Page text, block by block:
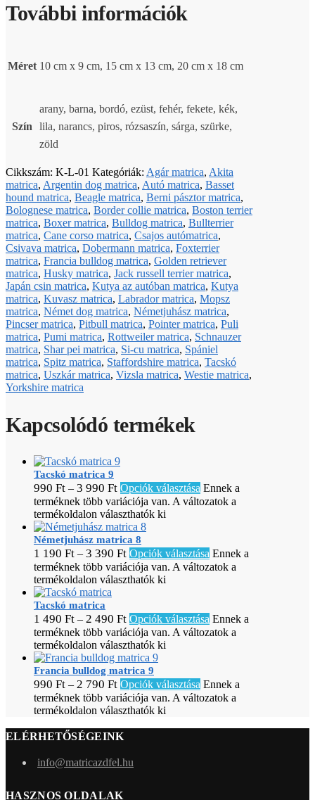
További információk
Méret 10 cm x 9 cm, 15 cm x 13 cm, 20 cm x 18 cm
Szín
arany, barna, bordó, ezüst, fehér, fekete, kék,
lila, narancs, piros, rózsaszín, sárga, szürke,
zöld
Cikkszám: K-L-01 Kategóriák: Agár matrica, Akita
matrica, Argentin dog matrica, Autó matrica, Basset
hound matrica, Beagle matrica, Berni pásztor matrica,
Bolognese matrica, Border collie matrica, Boston terrier
matrica, Boxer matrica, Bulldog matrica, Bullterrier
matrica, Cane corso matrica, Csajos autómatrica,
Csivava matrica, Dobermann matrica, Foxterrier
matrica, Francia bulldog matrica, Golden retriever
matrica, Husky matrica, Jack russell terrier matrica,
Japán csin matrica, Kutya az autóban matrica, Kutya
matrica, Kuvasz matrica, Labrador matrica, Mopsz
matrica, Német dog matrica, Németjuhász matrica,
Pincser matrica, Pitbull matrica, Pointer matrica, Puli
matrica, Pumi matrica, Rottweiler matrica, Schnauzer
matrica, Shar pei matrica, Si-cu matrica, Spániel
matrica, Spitz matrica, Staffordshire matrica, Tacskó
matrica, Uszkár matrica, Vizsla matrica, Westie matrica,
Yorkshire matrica
Kapcsolódó termékek
Tacskó matrica 9
990 Ft – 3 990 Ft Opciók választása Ennek a
terméknek több variációja van. A változatok a
termékoldalon választhatók ki
Németjuhász matrica 8
1 190 Ft – 3 390 Ft Opciók választása Ennek a
terméknek több variációja van. A változatok a
termékoldalon választhatók ki
Tacskó matrica
1 490 Ft – 2 490 Ft Opciók választása Ennek a
terméknek több variációja van. A változatok a
termékoldalon választhatók ki
Francia bulldog matrica 9
990 Ft – 2 790 Ft Opciók választása Ennek a
terméknek több variációja van. A változatok a
termékoldalon választhatók ki
ELÉRHETŐSÉGEINK
info@matricazdfel.hu
HASZNOS OLDALAK